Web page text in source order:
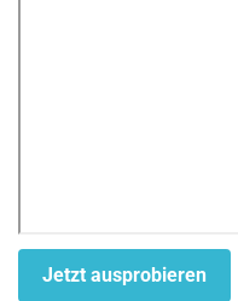
Jetzt ausprobieren